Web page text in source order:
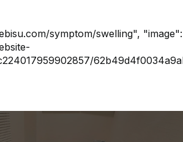
schema.org", "@type":
"name": "むくみ", "url":
symptom/swelling", "image":